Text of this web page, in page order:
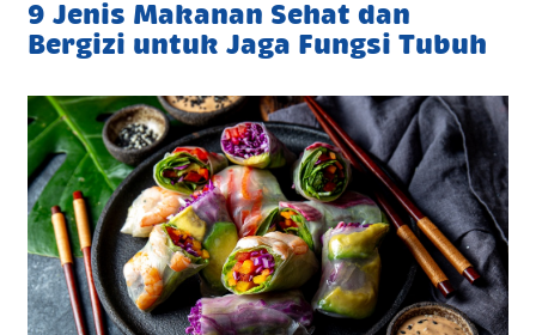
9 Jenis Makanan Sehat dan
Bergizi untuk Jaga Fungsi Tubuh